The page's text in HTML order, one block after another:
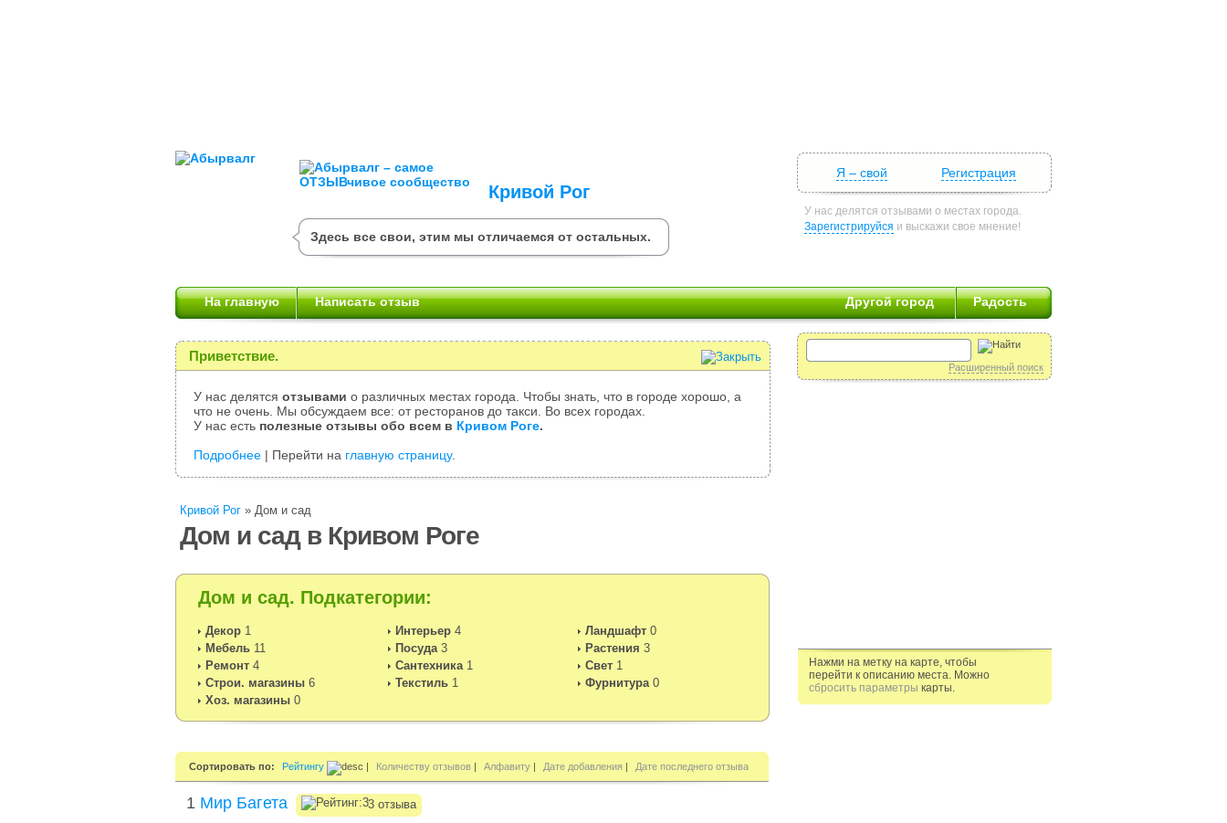
Кривой Рог
Здесь все свои, этим мы отличаемся от остальных.
Я – свой Регистрация
У нас делятся отзывами о местах города.
Зарегистрируйся и выскажи свое мнение!
На главную Написать отзыв Другой город Радость
Приветствие.
У нас делятся отзывами о различных местах города. Чтобы знать, что в городе хорошо, а
что не очень. Мы обсуждаем все: от ресторанов до такси. Во всех городах.
У нас есть полезные отзывы обо всем в Кривом Роге.
Подробнее | Перейти на главную страницу.
Кривой Рог » Дом и сад
Дом и сад в Кривом Роге
Дом и сад. Подкатегории:
Декор 1 Интерьер 4 Ландшафт 0
Мебель 11 Посуда 3 Растения 3
Ремонт 4 Сантехника 1 Свет 1
Строи. магазины 6 Текстиль 1 Фурнитура 0
Хоз. магазины 0
Сортировать по: Рейтингу | Количеству отзывов | Алфавиту | Дате добавления | Дате последнего отзыва
1 Мир Багета 3 отзыва
Расширенный поиск
Нажми на метку на карте, чтобы
перейти к описанию места. Можно
сбросить параметры карты.